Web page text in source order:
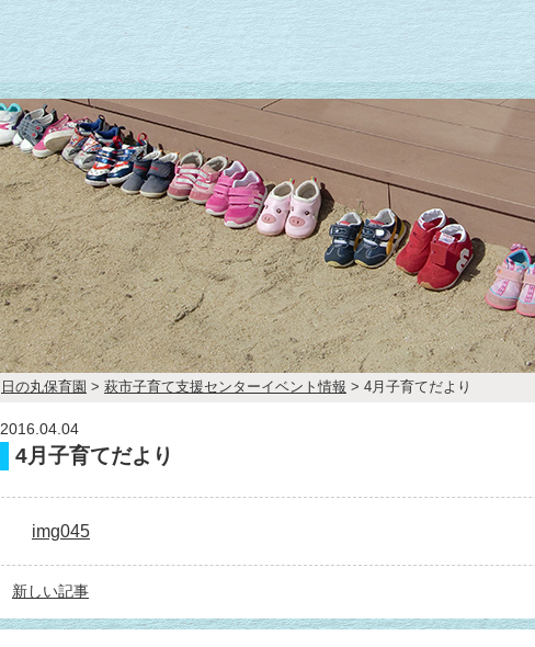
日の丸保育園 > 萩市子育て支援センターイベント情報 > 4月子育てだより
2016.04.04
4月子育てだより
img045
新しい記事